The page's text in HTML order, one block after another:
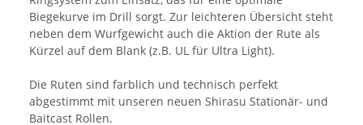
Biegekurve im Drill sorgt. Zur leichteren Übersicht steht
neben dem Wurfgewicht auch die Aktion der Rute als
Kürzel auf dem Blank (z.B. UL für Ultra Light).
Die Ruten sind farblich und technisch perfekt
abgestimmt mit unseren neuen Shirasu Stationär- und
Baitcast Rollen.